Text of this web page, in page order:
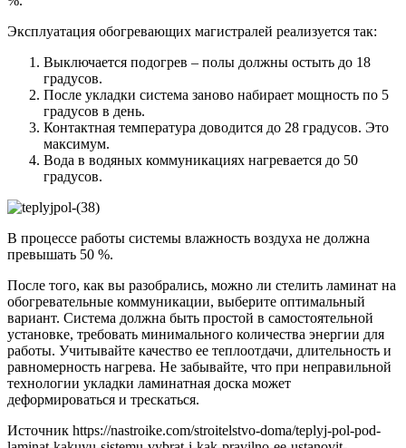
Эксплуатация обогревающих магистралей реализуется так:
Выключается подогрев – полы должны остыть до 18
градусов.
После укладки система заново набирает мощность по 5
градусов в день.
Контактная температура доводится до 28 градусов. Это
максимум.
Вода в водяных коммуникациях нагревается до 50
градусов.
В процессе работы системы влажность воздуха не должна
превышать 50 %.
После того, как вы разобрались, можно ли стелить ламинат на
обогревательные коммуникации, выберите оптимальный
вариант. Система должна быть простой в самостоятельной
установке, требовать минимального количества энергии для
работы. Учитывайте качество ее теплоотдачи, длительность и
равномерность нагрева. Не забывайте, что при неправильной
технологии укладки ламинатная доска может
деформироваться и трескаться.
Источник https://nastroike.com/stroitelstvo-doma/teplyj-pol-pod-